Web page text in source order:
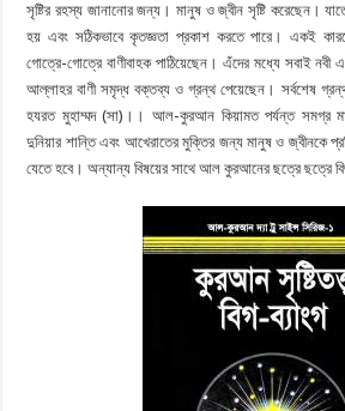
সৃষ্টির রহস্য জানানাের জন্য। মানুষ ও জ্বীন সৃষ্টি করেছেন।
হয় এবং সঠিকভাবে কৃতজ্ঞতা প্রকাশ করতে পারে। একই
গােত্রে-গােত্রে বাণীবাহক পাঠিয়েছেন। এঁদের মধ্যে সবাই
আল্লাহর বাণী সমৃদ্ধ বক্তব্য ও গ্রন্থ পেয়েছেন। সর্বশেষ
হযরত মুহাম্মদ (সা)।। আল-কুরআন কিয়ামত পর্যন্ত সমগ্র
দুনিয়ার শান্তি এবং আখেরাতের মুক্তির জন্য মানুষ ও জ্বীনকে
যেতে হবে। অন্যান্য বিষয়ের সাথে আল কুরআনের ছত্রে ছত্রে